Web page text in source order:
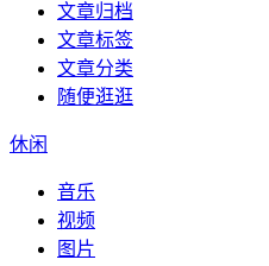
文章归档
文章标签
文章分类
随便逛逛
休闲
音乐
视频
图片